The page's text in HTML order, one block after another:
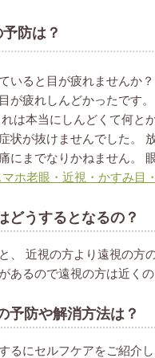
防は？
いると目が疲れませんか
が疲れしんどかったです
は本当にしんどくて何と
状が抜けませんでした。
にまでなりかねません。
ホ老眼・近視・かすみ目
どうするとなるの？
、 近視の方より遠視の方
あるので遠視の方は近く
予防や解消方法は？
るにセルフケアをご紹介